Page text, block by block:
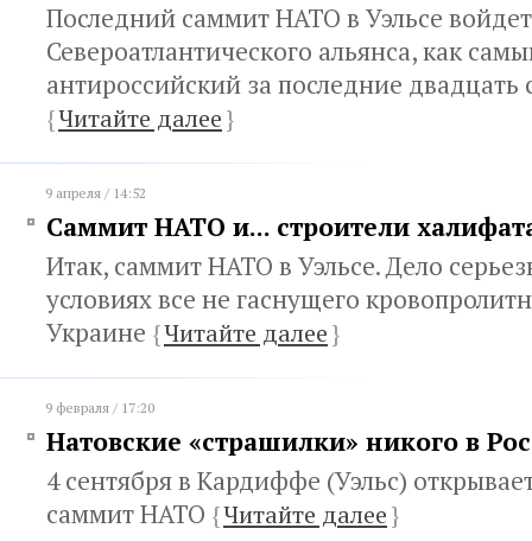
Последний саммит НАТО в Уэльсе
Североатлантического альянса, как
антироссийский за последние
{Читайте далее}
9 апреля / 14:52
Саммит НАТО и... строители
Итак, саммит НАТО в Уэльсе. Дело
условиях все не гаснущего
Украине {Читайте далее}
9 февраля / 17:20
Натовские «страшилки» никого в
4 сентября в Кардиффе (Уэльс)
саммит НАТО {Читайте далее}